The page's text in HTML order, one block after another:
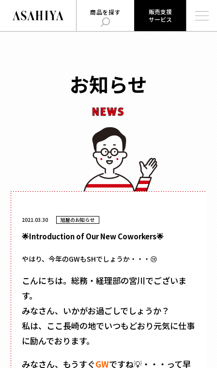
商品を探す
販売支援
サービス
ハコまじめさんに相談だ！
Q&A
ジュエリー
雑貨
フラワー
ウェディング・ブライダル
ギフト
アクセサリー
コスメ
アパレル
食品
フルーツ
お酒
お茶
ステイショナリー
保管箱
ゲーム
フォト
形状 で探す
角箱
インロー式
マウント型
BOOK型
多角形
バック型
カゴ型
ドーム型
材質
紙
サテン
レザー
合成
ベロア
スエード
クリアケース
プラスチック
木箱
販売支援サービスとは
お知らせ
お問い合わせ
会社概要
採用情報
tel.095-882-1230
お電話受付時間／月〜金曜
メールでお問い合わせ
お知らせ
NEWS
2021.03.30 旭屋のお知らせ
やはり、今年のGWもSHでしょうか・・・😢
こんにちは。総務・経理部の宮川でございま
す。
みなさん、いかがお過ごしでしょうか？
私は、ここ長崎の地でいつもどおり元気に仕事
に励んでおります。
みなさん、もうすぐGWですね💡・・・って早